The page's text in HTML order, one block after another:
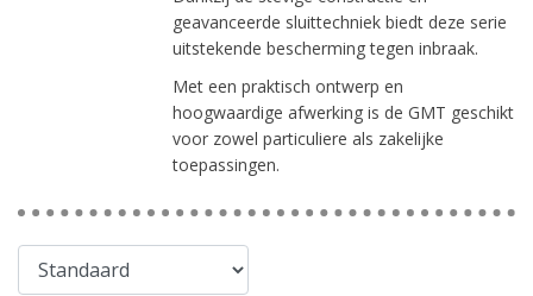
geavanceerde sluittechniek biedt deze serie
uitstekende bescherming tegen inbraak.
Met een praktisch ontwerp en
hoogwaardige afwerking is de GMT geschikt
voor zowel particuliere als zakelijke
toepassingen.